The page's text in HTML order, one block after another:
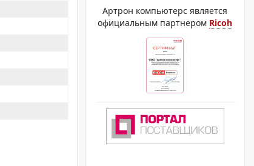
Артрон компьютерс является
официальным партнером Ricoh